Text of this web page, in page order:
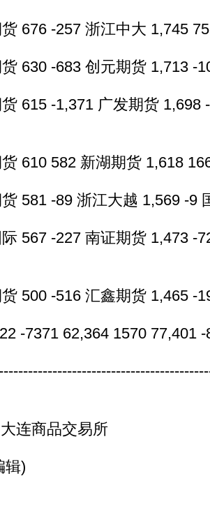
-257 浙江中大 1,745 75
-683 创元期货 1,713 -
-1,371 广发期货 1,698 -
582 新湖期货 1,618
-89 浙江大越 1,569 -9
-227 南证期货 1,473 -
-516 汇鑫期货 1,465 -
7371 62,364 1570 77,401 -
商品交易所
)